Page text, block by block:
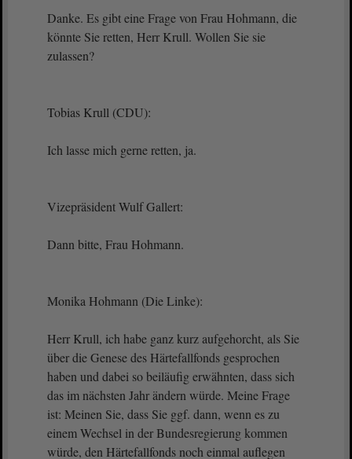
Danke. Es gibt eine Frage von Frau Hohmann, die
könnte Sie retten, Herr Krull. Wollen Sie sie
zulassen?
Tobias Krull (CDU):
Ich lasse mich gerne retten, ja.
Vizepräsident Wulf Gallert:
Dann bitte, Frau Hohmann.
Monika Hohmann (Die Linke):
Herr Krull, ich habe ganz kurz aufgehorcht, als Sie
über die Genese des Härtefallfonds gesprochen
haben und dabei so beiläufig erwähnten, dass sich
das im nächsten Jahr ändern würde. Meine Frage
ist: Meinen Sie, dass Sie ggf. dann, wenn es zu
einem Wechsel in der Bundesregierung kommen
würde, den Härtefallfonds noch einmal auflegen